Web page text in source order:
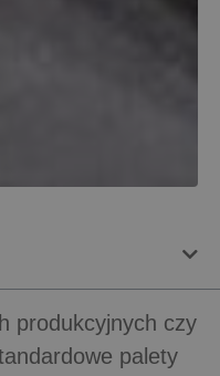
produkcyjnych czy
palety